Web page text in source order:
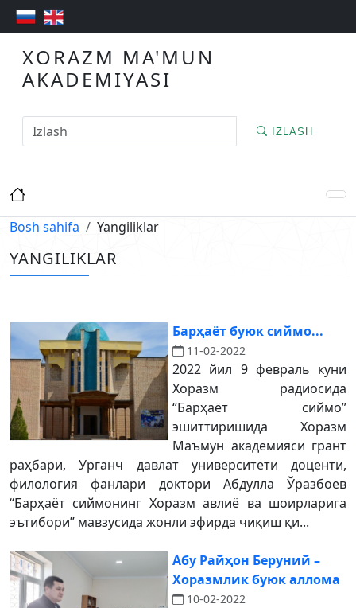
XORAZM MA'MUN
AKADEMIYASI
IZLASH
Bosh sahifa Yangiliklar
YANGILIKLAR
Барҳаёт буюк сиймо...
11-02-2022
2022 йил 9 февраль куни
Хоразм радиосида
“Барҳаёт сиймо”
эшиттиришида Хоразм
Маъмун академияси грант
раҳбари, Урганч давлат университети доценти,
филология фанлари доктори Абдулла Ўразбоев
“Барҳаёт сиймонинг Хоразм авлиё ва шоирларига
эътибори” мавзусида жонли эфирда чиқиш қи...
Абу Райҳон Беруний –
Хоразмлик буюк аллома
10-02-2022